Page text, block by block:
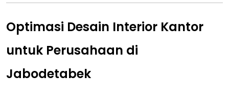
Optimasi Desain Interior Kantor
untuk Perusahaan di
Jabodetabek